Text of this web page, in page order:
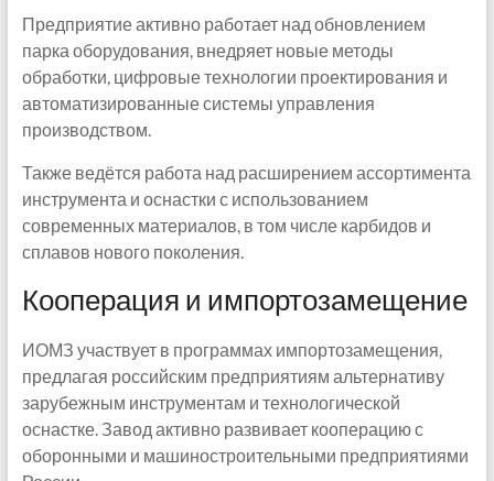
Предприятие активно работает над обновлением
парка оборудования, внедряет новые методы
обработки, цифровые технологии проектирования и
автоматизированные системы управления
производством.
Также ведётся работа над расширением ассортимента
инструмента и оснастки с использованием
современных материалов, в том числе карбидов и
сплавов нового поколения.
Кооперация и импортозамещение
ИОМЗ участвует в программах импортозамещения,
предлагая российским предприятиям альтернативу
зарубежным инструментам и технологической
оснастке. Завод активно развивает кооперацию с
оборонными и машиностроительными предприятиями